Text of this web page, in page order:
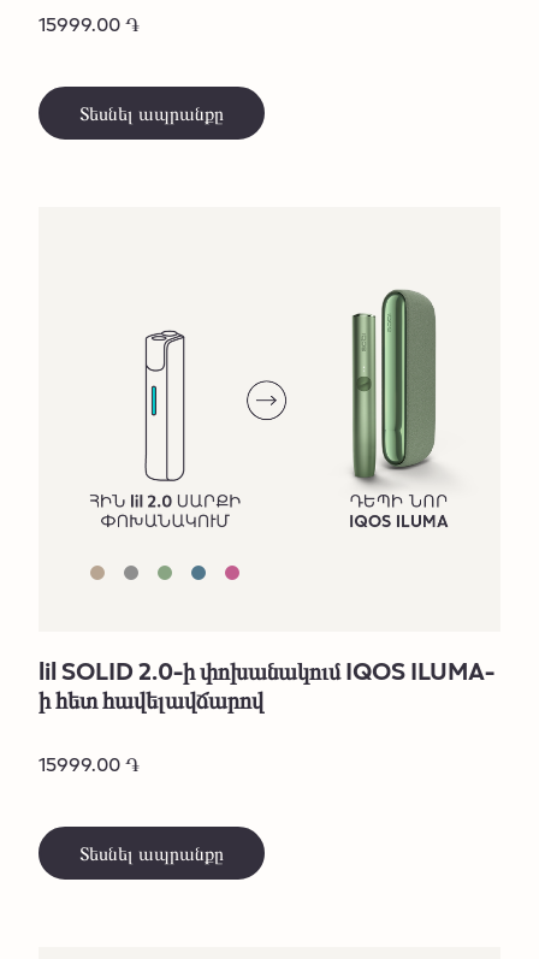
15999.00 ֏
Տեսնել ապրանքը
lil SOLID 2.0-ի փոխանակում IQOS ILUMA-
ի հետ հավելավճարով
15999.00 ֏
Տեսնել ապրանքը